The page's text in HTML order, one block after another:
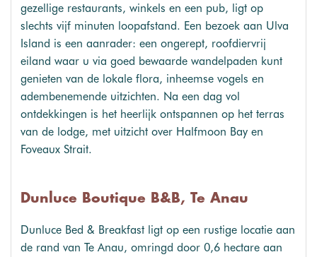
gezellige restaurants, winkels en een pub, ligt op
slechts vijf minuten loopafstand. Een bezoek aan Ulva
Island is een aanrader: een ongerept, roofdiervrij
eiland waar u via goed bewaarde wandelpaden kunt
genieten van de lokale flora, inheemse vogels en
adembenemende uitzichten. Na een dag vol
ontdekkingen is het heerlijk ontspannen op het terras
van de lodge, met uitzicht over Halfmoon Bay en
Foveaux Strait.
Dunluce Boutique B&B, Te Anau
Dunluce Bed & Breakfast ligt op een rustige locatie aan
de rand van Te Anau, omringd door 0,6 hectare aan